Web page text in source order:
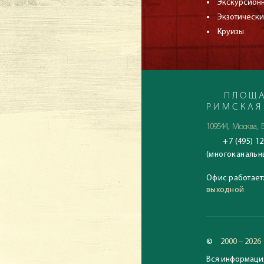
Круизы
РИМСКАЯ
109544, Москва,
+7 (495)
Офис работает:
выходной
© 2000 – 2026
Вся